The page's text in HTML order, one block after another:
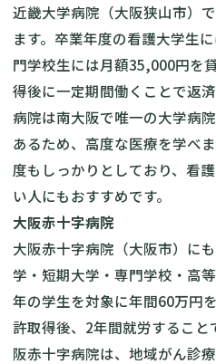
近畿大学病院（大阪狭山市）
ます。卒業年度の看護大学生
門学校生には月額35,000円を
得後に一定期間働くことで返
病院は南大阪で唯一の大学病
あるため、高度な医療を学べ
度もしっかりとしており、看
い人にもおすすめです。
大阪赤十字病院
大阪赤十字病院（大阪市）にも
学・短期大学・専門学校・高
年の学生を対象に年間60万円
許取得後、2年間就労すること
阪赤十字病院は、地域がん診